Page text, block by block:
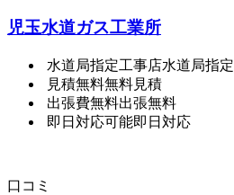
児玉水道ガス工業所
水道局指定工事店水道局指定
見積無料無料見積
出張費無料出張無料
即日対応可能即日対応
口コミ